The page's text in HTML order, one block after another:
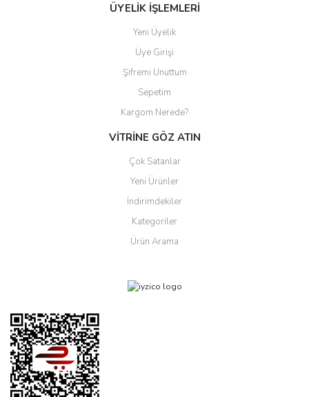
ÜYELİK İŞLEMLERİ
Yeni Üyelik
Üye Girişi
Şifremi Unuttum
Sepetim
Kargom Nerede?
VİTRİNE GÖZ ATIN
Çok Satanlar
Yeni Ürünler
İndirimdekiler
Kategoriler
Ürün Arama